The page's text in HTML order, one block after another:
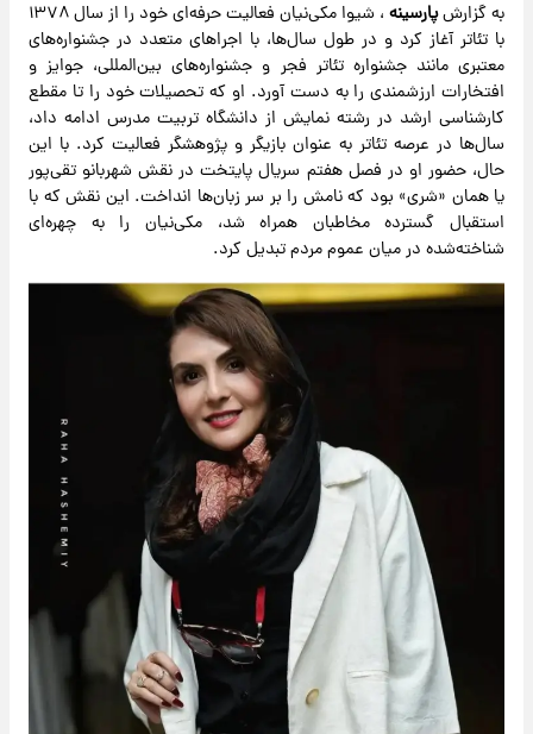
به گزارشپارسینه
، شیوا مکی‌نیان فعالیت حرفه‌ای خود را از سال ۱۳۷۸
با تئاتر آغاز کرد و در طول سال‌ها، با اجراهای متعدد در جشنواره‌های
معتبری مانند جشنواره تئاتر فجر و جشنواره‌های بین‌المللی، جوایز و
افتخارات ارزشمندی را به دست آورد. او که تحصیلات خود را تا مقطع
کارشناسی ارشد در رشته نمایش از دانشگاه تربیت مدرس ادامه داد،
سال‌ها در عرصه تئاتر به عنوان بازیگر و پژوهشگر فعالیت کرد. با این
حال، حضور او در فصل هفتم سریال پایتخت در نقش شهربانو تقی‌پور
یا همان «شری» بود که نامش را بر سر زبان‌ها انداخت. این نقش که با
استقبال گسترده مخاطبان همراه شد، مکی‌نیان را به چهره‌ای
شناخته‌شده در میان عموم مردم تبدیل کرد.